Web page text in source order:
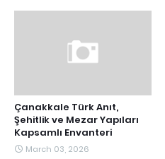
Çanakkale Türk Anıt,
Şehitlik ve Mezar Yapıları
Kapsamlı Envanteri
March 03, 2026